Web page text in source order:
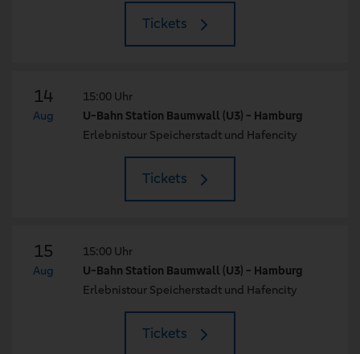
Tickets
14
Aug
15:00 Uhr
U-Bahn Station Baumwall (U3) - Hamburg
Erlebnistour Speicherstadt und Hafencity
Tickets
15
Aug
15:00 Uhr
U-Bahn Station Baumwall (U3) - Hamburg
Erlebnistour Speicherstadt und Hafencity
Tickets